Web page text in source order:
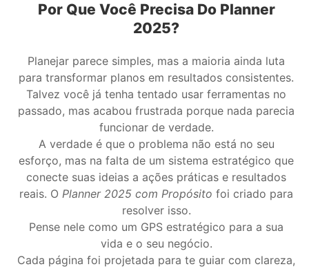
Por Que Você Precisa Do Planner
2025?
Planejar parece simples, mas a maioria ainda luta
para transformar planos em resultados consistentes.
Talvez você já tenha tentado usar ferramentas no
passado, mas acabou frustrada porque nada parecia
funcionar de verdade.
A verdade é que o problema não está no seu
esforço, mas na falta de um sistema estratégico que
conecte suas ideias a ações práticas e resultados
reais. O Planner 2025 com Propósito foi criado para
resolver isso.
Pense nele como um GPS estratégico para a sua
vida e o seu negócio.
Cada página foi projetada para te guiar com clareza,